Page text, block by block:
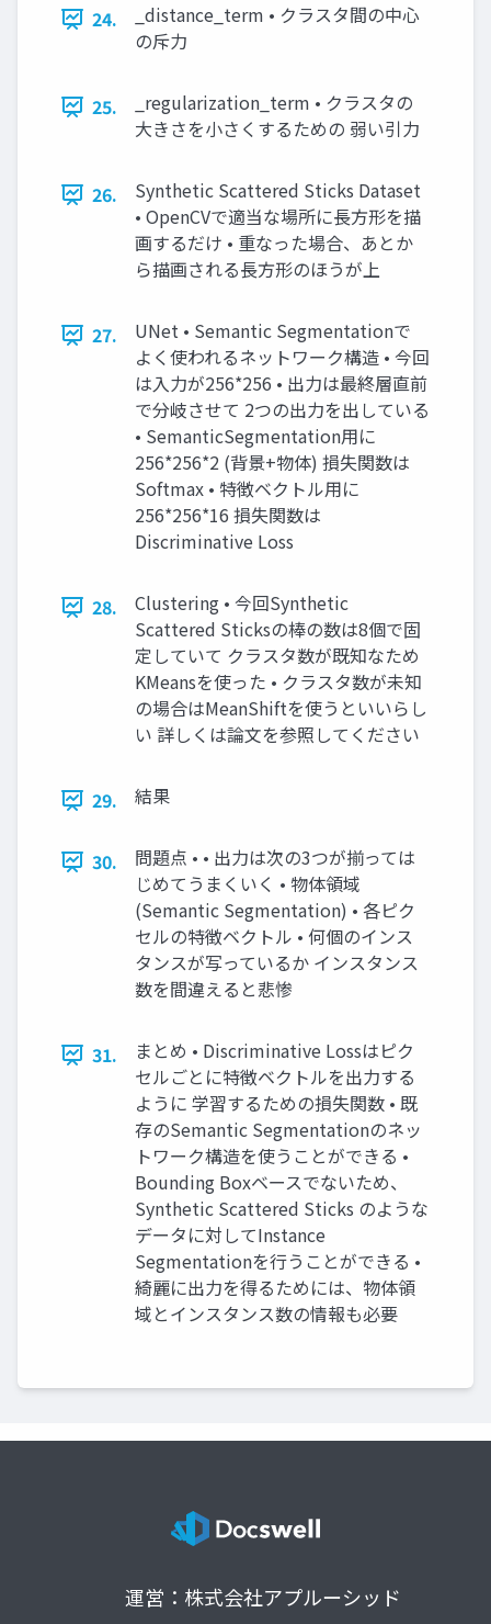
24.
_distance_term • クラスタ間の中心
の斥力
25.
_regularization_term • クラスタの
大きさを小さくするための 弱い引力
26.
Synthetic Scattered Sticks Dataset
• OpenCVで適当な場所に長方形を描
画するだけ • 重なった場合、あとか
ら描画される長方形のほうが上
27.
UNet • Semantic Segmentationで
よく使われるネットワーク構造 • 今回
は入力が256*256 • 出力は最終層直前
で分岐させて 2つの出力を出している
• SemanticSegmentation用に
256*256*2 (背景+物体) 損失関数は
Softmax • 特徴ベクトル用に
256*256*16 損失関数は
Discriminative Loss
28.
Clustering • 今回Synthetic
Scattered Sticksの棒の数は8個で固
定していて クラスタ数が既知なため
KMeansを使った • クラスタ数が未知
の場合はMeanShiftを使うといいらし
い 詳しくは論文を参照してください
29. 結果
30.
問題点 • • 出力は次の3つが揃っては
じめてうまくいく • 物体領域
(Semantic Segmentation) • 各ピク
セルの特徴ベクトル • 何個のインス
タンスが写っているか インスタンス
数を間違えると悲惨
31.
まとめ • Discriminative Lossはピク
セルごとに特徴ベクトルを出力する
ように 学習するための損失関数 • 既
存のSemantic Segmentationのネッ
トワーク構造を使うことができる •
Bounding Boxベースでないため、
Synthetic Scattered Sticks のような
データに対してInstance
Segmentationを行うことができる •
綺麗に出力を得るためには、物体領
域とインスタンス数の情報も必要
運営：株式会社アプルーシッド